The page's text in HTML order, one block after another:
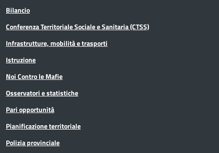
Bilancio
Conferenza Territoriale Sociale e Sanitaria (CTSS)
Infrastrutture, mobilità e trasporti
Istruzione
Noi Contro le Mafie
Osservatori e statistiche
Pari opportunità
Pianificazione territoriale
Polizia provinciale